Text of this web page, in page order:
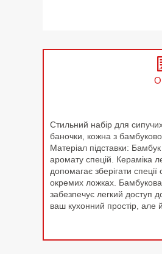
Стильний набір для
баночки, кожна з
Матеріал підставки:
аромату спецій. Кераміка
допомагає зберігати
окремих ложках. Бамбукова
забезпечує легкий доступ
ваш кухонний простір, але